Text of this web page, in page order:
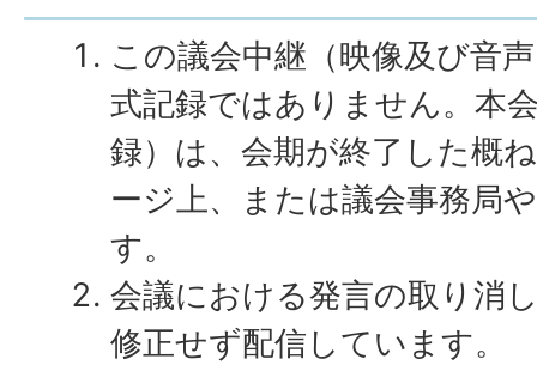
この議会中継（映像及び音
式記録ではありません。本
録）は、会期が終了した概
ージ上、または議会事務局
す。
会議における発言の取り消
修正せず配信しています。